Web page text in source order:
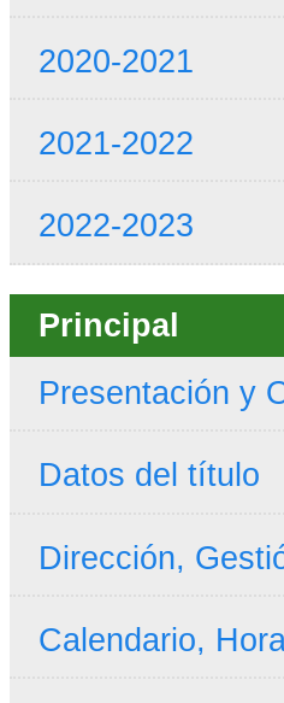
2020-2021
2021-2022
2022-2023
Principal
Presentación y
Datos del título
Dirección,
Calendario,